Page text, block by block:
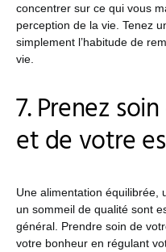
concentrer sur ce qui vous
perception de la vie. Tenez
simplement l’habitude de
vie.
7. Prenez
et de votre
Une alimentation équilibrée,
un sommeil de qualité sont
général. Prendre soin de
votre bonheur en régulant